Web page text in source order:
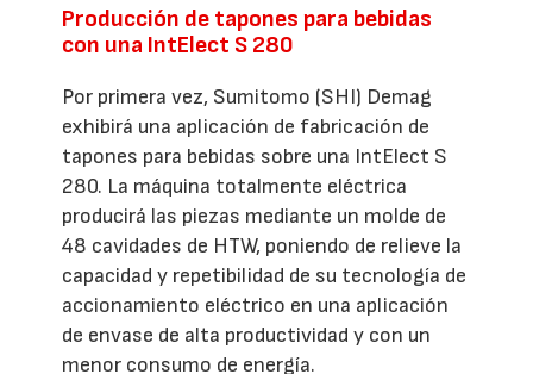
Producción de tapones para bebidas
con una IntElect S 280
Por primera vez, Sumitomo (SHI) Demag
exhibirá una aplicación de fabricación de
tapones para bebidas sobre una IntElect S
280. La máquina totalmente eléctrica
producirá las piezas mediante un molde de
48 cavidades de HTW, poniendo de relieve la
capacidad y repetibilidad de su tecnología de
accionamiento eléctrico en una aplicación
de envase de alta productividad y con un
menor consumo de energía.